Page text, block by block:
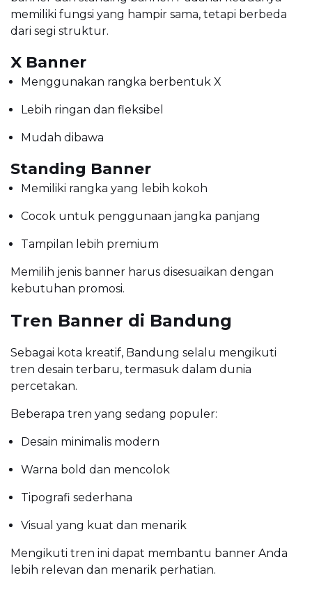
memiliki fungsi yang hampir sama, tetapi berbeda
dari segi struktur.
X Banner
Menggunakan rangka berbentuk X
Lebih ringan dan fleksibel
Mudah dibawa
Standing Banner
Memiliki rangka yang lebih kokoh
Cocok untuk penggunaan jangka panjang
Tampilan lebih premium
Memilih jenis banner harus disesuaikan dengan
kebutuhan promosi.
Tren Banner di Bandung
Sebagai kota kreatif, Bandung selalu mengikuti
tren desain terbaru, termasuk dalam dunia
percetakan.
Beberapa tren yang sedang populer:
Desain minimalis modern
Warna bold dan mencolok
Tipografi sederhana
Visual yang kuat dan menarik
Mengikuti tren ini dapat membantu banner Anda
lebih relevan dan menarik perhatian.